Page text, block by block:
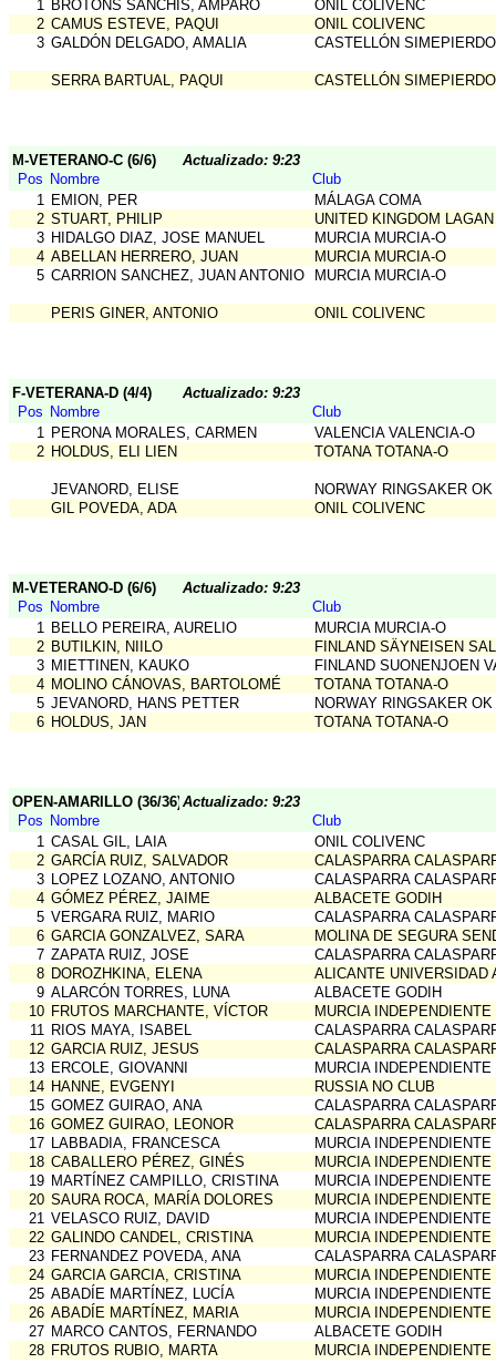
1 BROTONS SANCHIS, AMPARO
ONIL COLIVENC
2 CAMUS ESTEVE, PAQUI
ONIL COLIVENC
3 GALDÓN DELGADO, AMALIA CASTELLÓN SIMEPIERDO
SERRA BARTUAL, PAQUI CASTELLÓN SIMEPIERDO
M-VETERANO-C (6/6)
Actualizado: 9:23
Pos Nombre
Club
1 EMION, PER
MÁLAGA COMA
2 STUART, PHILIP
UNITED KINGDOM
3 HIDALGO DIAZ, JOSE MANUEL
MURCIA MURCIA-O
4 ABELLAN HERRERO, JUAN
MURCIA MURCIA-O
5 CARRION SANCHEZ, JUAN ANTONIO MURCIA MURCIA-O
PERIS GINER, ANTONIO ONIL COLIVENC
F-VETERANA-D (4/4)
Actualizado: 9:23
Pos Nombre
Club
1 PERONA MORALES, CARMEN
VALENCIA VALENCIA-O
2 HOLDUS, ELI LIEN TOTANA TOTANA-O
JEVANORD, ELISE
NORWAY RINGSAKER OK
GIL POVEDA, ADA
ONIL COLIVENC
M-VETERANO-D (6/6)
Actualizado: 9:23
Pos Nombre
Club
1 BELLO PEREIRA, AURELIO
MURCIA MURCIA-O
2 BUTILKIN, NIILO
FINLAND SÄYNEISEN
3 MIETTINEN, KAUKO
FINLAND SUONENJOEN
4 MOLINO CÁNOVAS, BARTOLOMÉ
TOTANA TOTANA-O
5 JEVANORD, HANS PETTER
NORWAY RINGSAKER OK
6 HOLDUS, JAN TOTANA TOTANA-O
OPEN-AMARILLO (36/36) Actualizado: 9:23
Pos Nombre
Club
1 CASAL GIL, LAIA
ONIL COLIVENC
2 GARCÍA RUIZ, SALVADOR
CALASPARRA
3 LOPEZ LOZANO, ANTONIO
CALASPARRA
4 GÓMEZ PÉREZ, JAIME
ALBACETE GODIH
5 VERGARA RUIZ, MARIO
CALASPARRA
6 GARCIA GONZALVEZ, SARA
MOLINA DE SEGURA
7 ZAPATA RUIZ, JOSE
CALASPARRA
8 DOROZHKINA, ELENA
ALICANTE UNIVERSIDAD
9 ALARCÓN TORRES, LUNA
ALBACETE GODIH
10 FRUTOS MARCHANTE, VÍCTOR
MURCIA INDEPENDIENTE
11 RIOS MAYA, ISABEL
CALASPARRA
12 GARCIA RUIZ, JESUS
CALASPARRA
13 ERCOLE, GIOVANNI
MURCIA INDEPENDIENTE
14 HANNE, EVGENYI
RUSSIA NO CLUB
15 GOMEZ GUIRAO, ANA
CALASPARRA
16 GOMEZ GUIRAO, LEONOR
CALASPARRA
17 LABBADIA, FRANCESCA
MURCIA INDEPENDIENTE
18 CABALLERO PÉREZ, GINÉS
MURCIA INDEPENDIENTE
19 MARTÍNEZ CAMPILLO, CRISTINA
MURCIA INDEPENDIENTE
20 SAURA ROCA, MARÍA DOLORES
MURCIA INDEPENDIENTE
21 VELASCO RUIZ, DAVID
MURCIA INDEPENDIENTE
22 GALINDO CANDEL, CRISTINA
MURCIA INDEPENDIENTE
23 FERNANDEZ POVEDA, ANA
CALASPARRA
24 GARCIA GARCIA, CRISTINA
MURCIA INDEPENDIENTE
25 ABADÍE MARTÍNEZ, LUCÍA
MURCIA INDEPENDIENTE
26 ABADÍE MARTÍNEZ, MARIA
MURCIA INDEPENDIENTE
27 MARCO CANTOS, FERNANDO
ALBACETE GODIH
28 FRUTOS RUBIO, MARTA
MURCIA INDEPENDIENTE